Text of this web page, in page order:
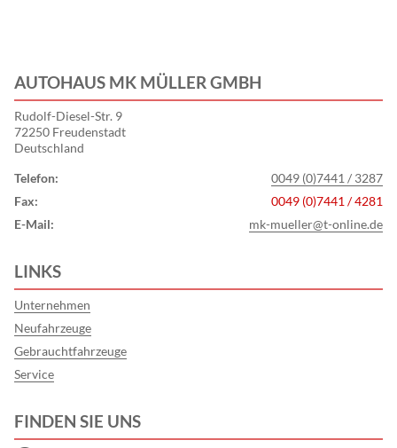
AUTOHAUS MK MÜLLER GMBH
Rudolf-Diesel-Str. 9
72250 Freudenstadt
Deutschland
Telefon:
0049 (0)7441 / 3287
Fax:
0049 (0)7441 / 4281
E-Mail:
mk-mueller@t-online.de
LINKS
Unternehmen
Neufahrzeuge
Gebrauchtfahrzeuge
Service
FINDEN SIE UNS